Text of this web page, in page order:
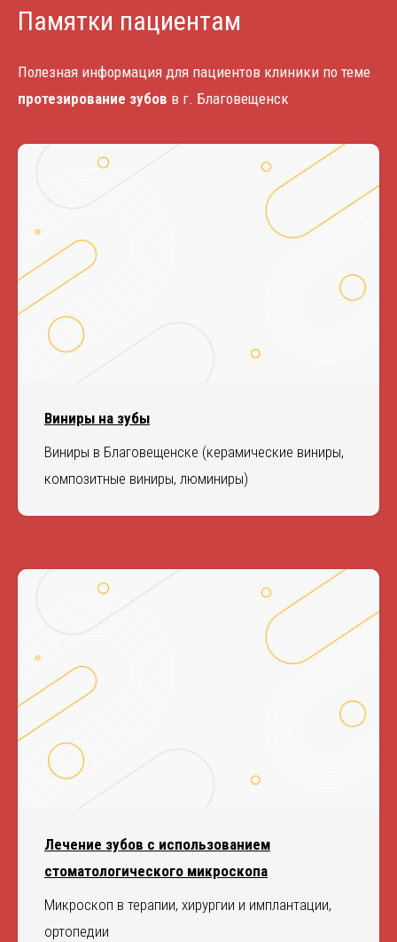
Памятки пациентам
Полезная информация для пациентов клиники по теме
протезирование зубов в г. Благовещенск
Виниры на зубы
Виниры в Благовещенске (керамические виниры,
композитные виниры, люминиры)
Лечение зубов с использованием
стоматологического микроскопа
Микроскоп в терапии, хирургии и имплантации,
ортопедии